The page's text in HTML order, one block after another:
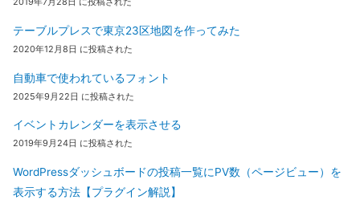
テーブルプレスで東京23区地図を作ってみた
2020年12月8日 に投稿された
自動車で使われているフォント
2025年9月22日 に投稿された
イベントカレンダーを表示させる
2019年9月24日 に投稿された
WordPressダッシュボードの投稿一覧にPV数（ページビュー）を
表示する方法【プラグイン解説】